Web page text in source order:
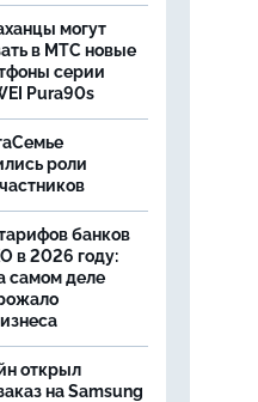
могут
в МТС новые
серии
Pura90s
роли
банков
в 2026 году:
самом деле
открыл
на Samsung